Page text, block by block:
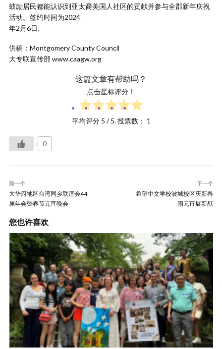
鼓励居民都能认识到亚太裔美国人社区的贡献并参与全郡新年庆祝
活动。签约时间为2024
年2月6日.
供稿：Montgomery County Council
大专联宣传部 www.caagw.org
这篇文章有帮助吗？
点击星标评分！
平均评分 5 / 5. 投票数： 1
0
前一个
大华府地区台湾同乡联谊会44
届年会暨春节元宵晚会
下一个
希望中文学校波城校区庆新春
闹元宵展新猷
您也许喜欢